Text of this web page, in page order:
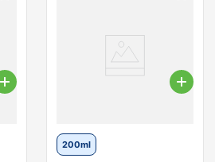
200ml